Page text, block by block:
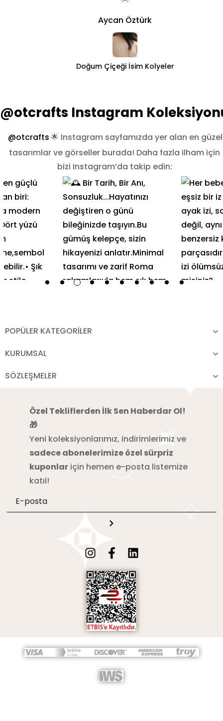
Aycan Öztürk
Doğum Çiçeği İsim Kolyeler
@otcrafts Instagram
@otcrafts🌟 Instagram sayfamızda yer alan en güzel
tasarımlar ve görseller burada! Daha fazla ilham için
bizi Instagram’da takip edin:
POPÜLER KATEGORİLER
KURUMSAL
SÖZLEŞMELER
Özel Tekliflerden İlk Sen Haberdar Ol!
🎁
Yeni koleksiyonlarımız, indirimlerimiz ve
sadece abonelerimize özel sürpriz
kuponlar için hemen e-posta listemize
katıl!